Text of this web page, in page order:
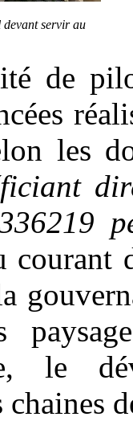
devant servir au
de
les
courant
le
chaines